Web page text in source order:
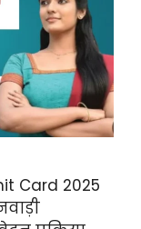
Card 2025